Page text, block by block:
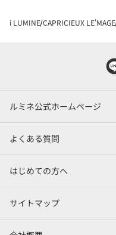
i LUMINE CAPRICIEUX LE'MAGE
ルミネ公式ホームページ
よくある質問
はじめての方へ
サイトマップ